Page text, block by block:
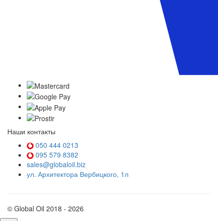
Наши контакты
050 444 0213
095 579 8382
sales@globaloil.biz
ул. Архитектора Вербицкого, 1л
© Global Oil 2018 - 2026